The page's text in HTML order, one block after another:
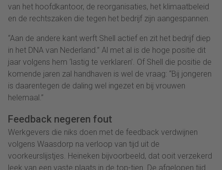
van het hoofdkantoor, de reorganisaties, het klimaatbeleid
en de rechtszaken die tegen het bedrijf zijn aangespannen.
“Aan de andere kant werft Shell actief en zit het bedrijf diep
in het DNA van Nederland.” Al met al is de hoge positie dit
jaar volgens hem ‘lastig te verklaren’. Of Shell die positie de
komende jaren zal handhaven is wel de vraag: “Bij jongeren
is daarentegen de daling wel ingezet en bij vrouwen
helemaal.”
Feedback negeren fout
Werkgevers die niks doen met de feedback verdwijnen
volgens Waasdorp na verloop van tijd uit de
voorkeurslijstjes. Heineken bijvoorbeeld, dat ooit verzekerd
leek van een vaste plaats in de top-tien. De afgelopen tijd